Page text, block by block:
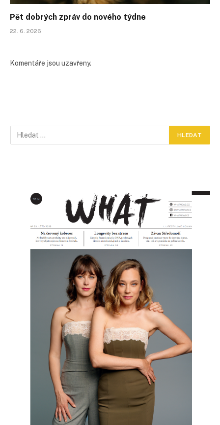
Pět dobrých zpráv do nového týdne
22. 6. 2026
Komentáře jsou uzavřeny.